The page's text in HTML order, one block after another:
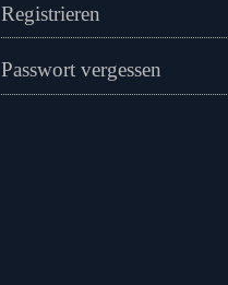
Registrieren
Passwort vergessen